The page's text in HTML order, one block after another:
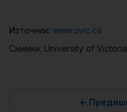
Източник: www.uvic.ca
Снимки: University of Victoria